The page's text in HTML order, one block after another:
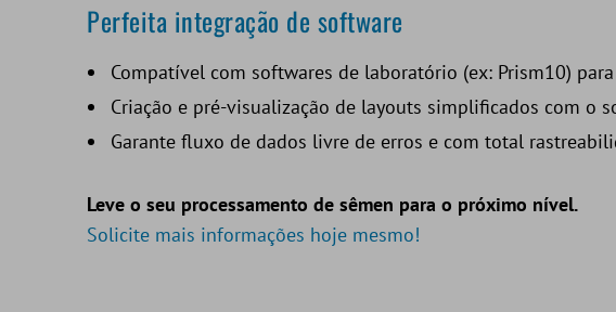
Perfeita integração de software
Compatível com softwares de laboratório (ex: Prism10)
Criação e pré-visualização de layouts simplificados com o
Garante fluxo de dados livre de erros e com total
Leve o seu processamento de sêmen para o próximo nível.
Solicite mais informações hoje mesmo!